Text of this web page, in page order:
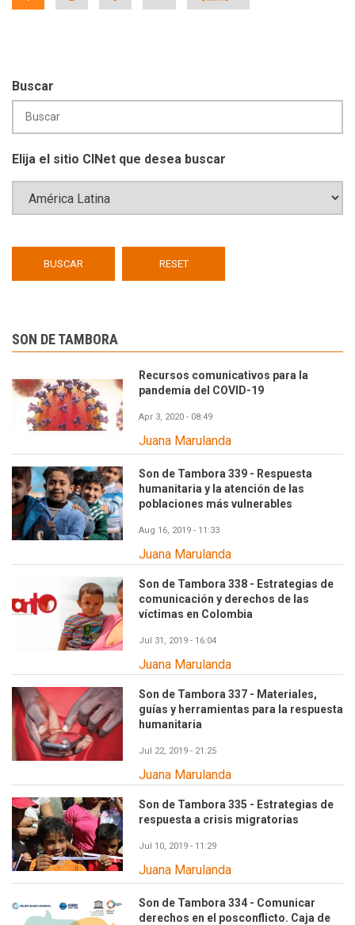
Buscar
Elija el sitio CINet que desea buscar
SON DE TAMBORA
Recursos comunicativos para la
pandemia del COVID-19
Apr 3, 2020 - 08:49
Juana Marulanda
Son de Tambora 339 - Respuesta
humanitaria y la atención de las
poblaciones más vulnerables
Aug 16, 2019 - 11:33
Juana Marulanda
Son de Tambora 338 - Estrategias de
comunicación y derechos de las
víctimas en Colombia
Jul 31, 2019 - 16:04
Juana Marulanda
Son de Tambora 337 - Materiales,
guías y herramientas para la respuesta
humanitaria
Jul 22, 2019 - 21:25
Juana Marulanda
Son de Tambora 335 - Estrategias de
respuesta a crisis migratorias
Jul 10, 2019 - 11:29
Juana Marulanda
Son de Tambora 334 - Comunicar
derechos en el posconflicto. Caja de